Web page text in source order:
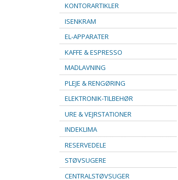
KONTORARTIKLER
ISENKRAM
EL-APPARATER
KAFFE & ESPRESSO
MADLAVNING
PLEJE & RENGØRING
ELEKTRONIK-TILBEHØR
URE & VEJRSTATIONER
INDEKLIMA
RESERVEDELE
STØVSUGERE
CENTRALSTØVSUGER